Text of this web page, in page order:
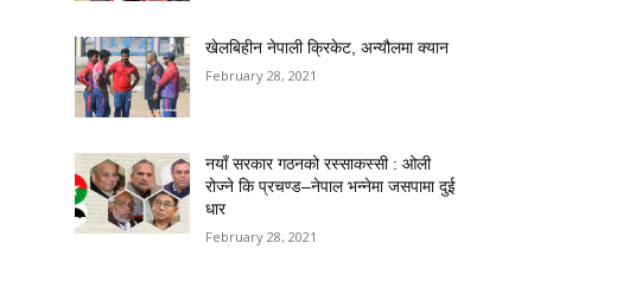
खेलबिहीन नेपाली क्रिकेट, अन्यौलमा क्यान
February 28, 2021
नयाँ सरकार गठनको रस्साकस्सी : ओली
रोज्ने कि प्रचण्ड–नेपाल भन्नेमा जसपामा दुई
धार
February 28, 2021